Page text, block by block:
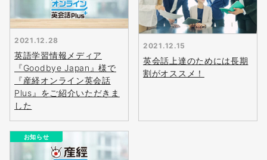
2021.12.28
英語学習情報メディア
『Goodbye Japan』様で
『産経オンライン英会話
Plus』をご紹介いただきま
した
2021.12.15
英会話上達のためには長期
割がオススメ！
お知らせ